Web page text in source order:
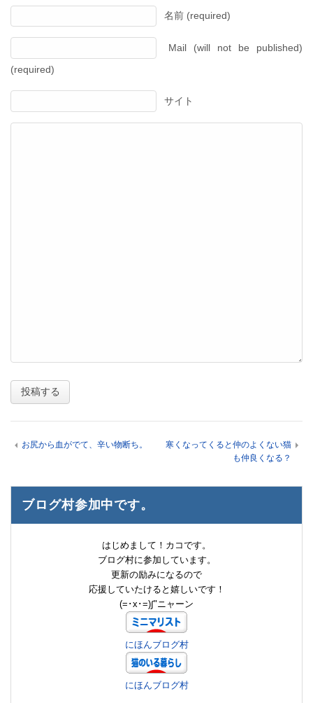
名前 (required)
Mail (will not be published)
(required)
サイト
お尻から血がでて、辛い物断ち。
寒くなってくると仲のよくない猫
も仲良くなる？
ブログ村参加中です。
はじめまして！カコです。
ブログ村に参加しています。
更新の励みになるので
応援していたけると嬉しいです！
(=･x･=)∫"ニャーン
にほんブログ村
にほんブログ村